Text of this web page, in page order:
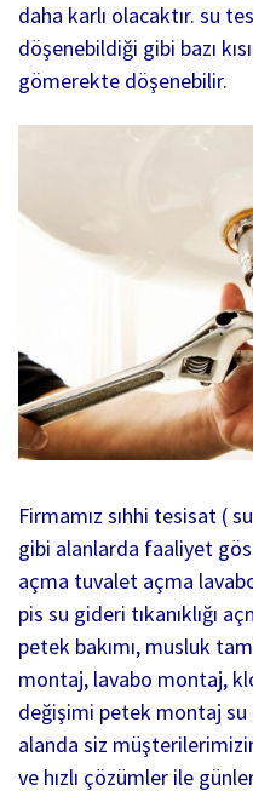
daha karlı olacaktır. su
döşenebildiği gibi bazı
gömerekte döşenebilir.
Firmamız sıhhi tesisat (
gibi alanlarda faaliyet
açma tuvalet açma
pis su gideri tıkanıklığı
petek bakımı, musluk
montaj, lavabo montaj,
değişimi petek montaj su
alanda siz
ve hızlı çözümler ile